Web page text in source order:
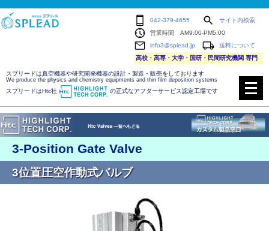
042-379-4655
サイト内検索
営業時間 AM9:00-PM5:00
info3@splead.jp
送料について
高校・高専・大学・国研・民間研究機関 専門
スプリードは真空機器や研究開発機器の設計・製造・販売をしております
We produce the physics and chemistry equipments and thin film deposition systems
スプリードはHtc社 の正式なアフターサービス認定工場です
メ
ニ
ュ
ー
を
開
く
3-Position Gate Valve
3位置圧空作動式バルブ